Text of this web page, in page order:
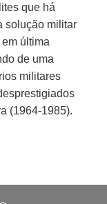
que há
solução militar
última
de uma
militares
(1964-1985).